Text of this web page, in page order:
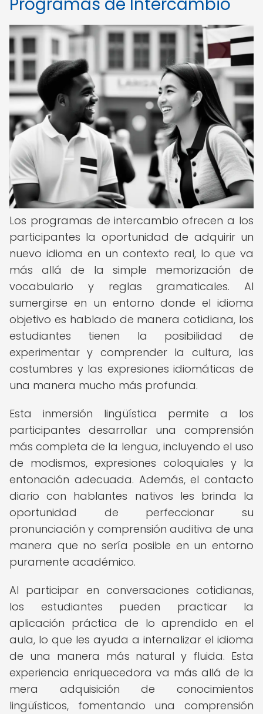
Los programas de intercambio ofrecen a los
participantes la oportunidad de adquirir un
nuevo idioma en un contexto real, lo que va
más allá de la simple memorización de
vocabulario y reglas gramaticales. Al
sumergirse en un entorno donde el idioma
objetivo es hablado de manera cotidiana, los
estudiantes tienen la posibilidad de
experimentar y comprender la cultura, las
costumbres y las expresiones idiomáticas de
una manera mucho más profunda.
Esta inmersión lingüística permite a los
participantes desarrollar una comprensión
más completa de la lengua, incluyendo el uso
de modismos, expresiones coloquiales y la
entonación adecuada. Además, el contacto
diario con hablantes nativos les brinda la
oportunidad de perfeccionar su
pronunciación y comprensión auditiva de una
manera que no sería posible en un entorno
puramente académico.
Al participar en conversaciones cotidianas,
los estudiantes pueden practicar la
aplicación práctica de lo aprendido en el
aula, lo que les ayuda a internalizar el idioma
de una manera más natural y fluida. Esta
experiencia enriquecedora va más allá de la
mera adquisición de conocimientos
lingüísticos, fomentando una comprensión